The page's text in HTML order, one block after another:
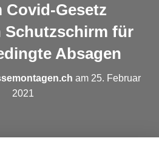
L
Covid-Gesetz
Schutzschirm für
Absagen
am 25. Februar
2021